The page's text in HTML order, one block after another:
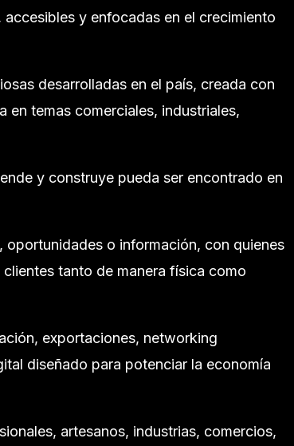
y enfocadas en el crecimiento
desarrolladas en el país, creada con
en temas comerciales, industriales,
y construye pueda ser encontrado en
o información, con quienes
tanto de manera física como
exportaciones, networking
diseñado para potenciar la economía
artesanos, industrias, comercios,